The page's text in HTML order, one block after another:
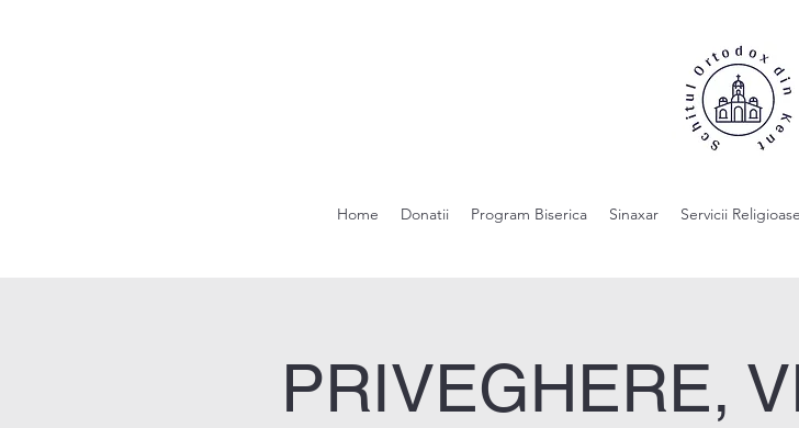
Home Donatii Program Biserica Sinaxar Servicii Religioase
PRIVEGHERE,